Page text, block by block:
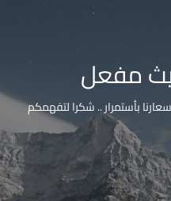
مفعل
بأستمرار .. شكرا لتفهمكم